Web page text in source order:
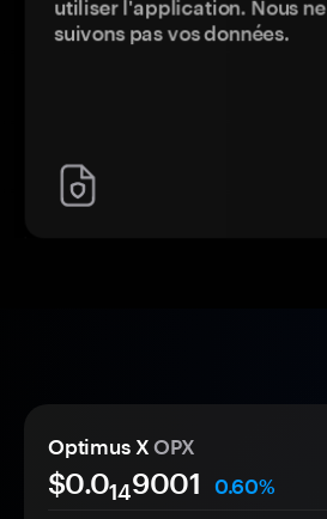
utiliser l'application. Nous ne
suivons pas vos données.
Optimus X OPX
$0.0149001
0.60%